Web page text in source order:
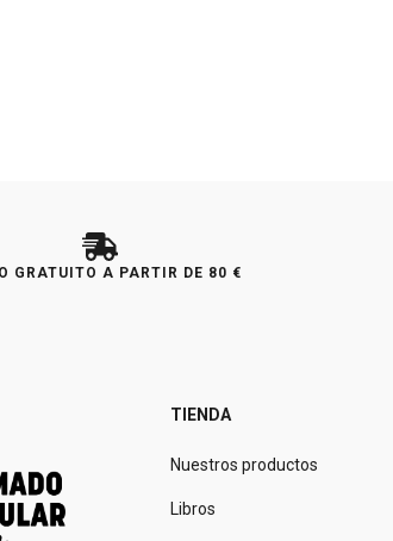
GRATUITO A PARTIR DE 80 €
TIENDA
Nuestros productos
Libros